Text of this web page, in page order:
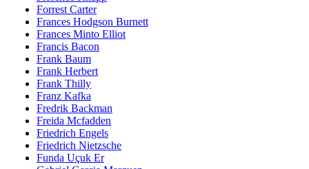
Forrest Carter
Frances Hodgson Burnett
Frances Minto Elliot
Francis Bacon
Frank Baum
Frank Herbert
Frank Thilly
Franz Kafka
Fredrik Backman
Freida Mcfadden
Friedrich Engels
Friedrich Nietzsche
Funda Uçuk Er